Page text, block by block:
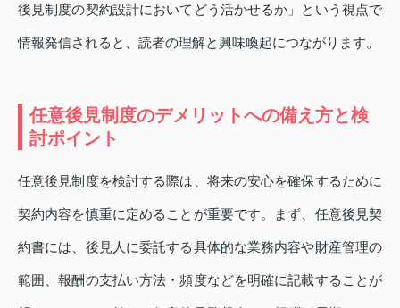
後見制度の契約設計においてどう活かせるか」という視点で
情報発信されると、読者の理解と興味喚起につながります。
任意後見制度のデメリットへの備え方と検
討ポイント
任意後見制度を検討する際は、将来の安心を確保するために
契約内容を慎重に定めることが重要です。まず、任意後見契
約書には、後見人に委託する具体的な業務内容や財産管理の
範囲、報酬の支払い方法・頻度などを明確に記載することが